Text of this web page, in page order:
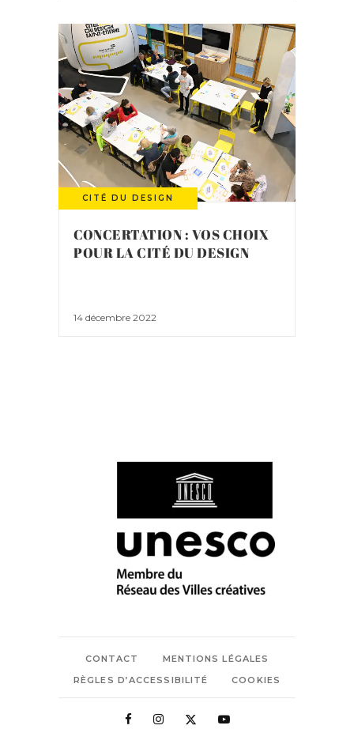
CITÉ DU DESIGN
CONCERTATION : VOS CHOIX
POUR LA CITÉ DU DESIGN
14 décembre 2022
CONTACT
MENTIONS LÉGALES
RÈGLES D’ACCESSIBILITÉ
COOKIES